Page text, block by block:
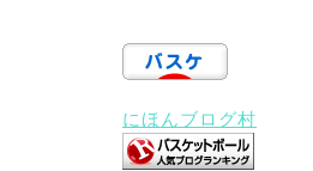
にほんブログ村